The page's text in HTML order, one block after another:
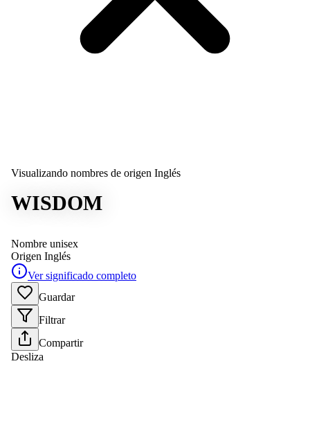
Visualizando nombres de origen Inglés
WISDOM
Nombre unisex
Origen Inglés
Ver significado completo
Guardar
Filtrar
Compartir
Desliza